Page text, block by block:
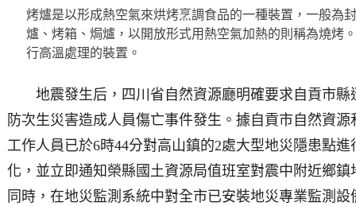
烤爐是以形成熱空氣來烘烤烹調食品的一種裝置，一般為
爐、烤箱、焗爐，以開放形式用熱空氣加熱的則稱為燒烤
行高溫處理的裝置。
地震發生后，四川省自然資源廳明確要求自貢市
防次生災害造成人員傷亡事件發生。據自貢市自然資
工作人員已於6時44分對高山鎮的2處大型地災隱患點
化，並立即通知榮縣國土資源局值班室對震中附近鄉
同時，在地災監測系統中對全市已安裝地災專業監測